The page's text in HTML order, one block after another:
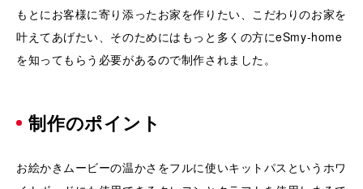
もとにお客様に寄り添ったお家を作りたい、こだわりのお家を
叶えてあげたい、そのためにはもっと多くの方にeSmy-home
を知ってもらう必要があるので制作されました。
制作のポイント
お絵かきムービーの温かさをフルに使いキットパスというホワ